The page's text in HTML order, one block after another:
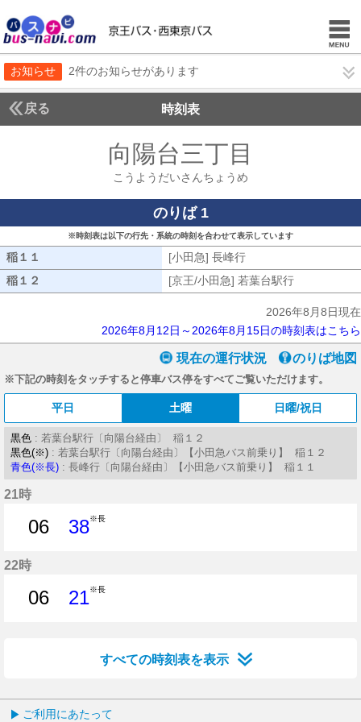
お知らせ 2件のお知らせがあります
戻る 時刻表
向陽台三丁目
こうようだいさんちょうめ
のりば 1
※時刻表は以下の行先・系統の時刻を合わせて表示しています
稲１１ [小田急] 長峰行
稲１２
[京王/小田急] 若葉台駅行
2026年8月8日現在
2026年8月12日～2026年8月15日の時刻表はこちら
現在の運行状況 のりば地図
※下記の時刻をタッチすると停車バス停をすべてご覧いただけます。
平日 土曜 日曜/祝日
黒色 : 若葉台駅行〔向陽台経由〕 稲１２
黒色(※) : 若葉台駅行〔向陽台経由〕【小田急バス前乗り】 稲１２
青色(※長) : 長峰行〔向陽台経由〕【小田急バス前乗り】 稲１１
21時
06
38※長
22時
06
21※長
すべての時刻表を表示
ご利用にあたって